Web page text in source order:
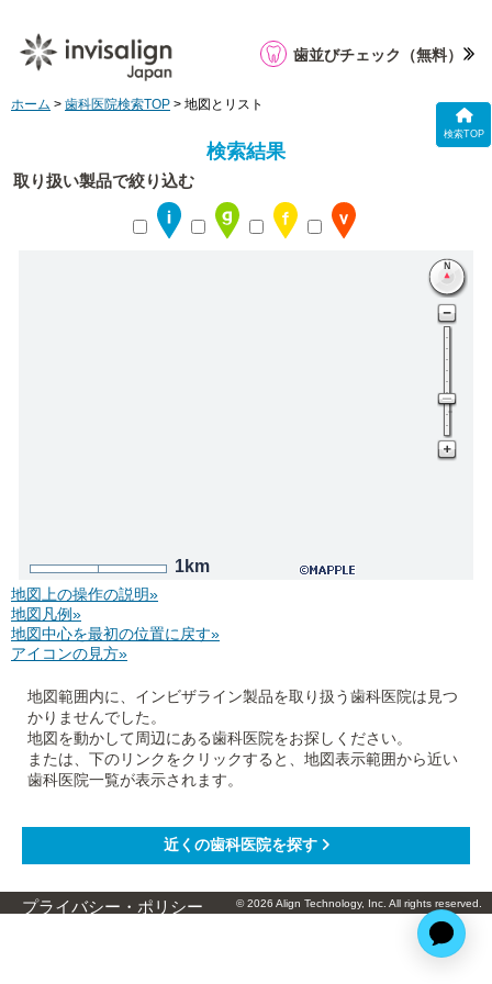
検索TOP
歯並びチェック （無料）
ホーム > 歯科医院検索TOP > 地図とリスト
検索結果
取り扱い製品で絞り込む
1km
地図上の操作の説明»
地図凡例»
地図中心を最初の位置に戻す»
アイコンの見方»
地図範囲内に、インビザライン製品を取り扱う歯科医院は見つ
かりませんでした。
地図を動かして周辺にある歯科医院をお探しください。
または、下のリンクをクリックすると、地図表示範囲から近い
歯科医院一覧が表示されます。
プライバシー・ポリシー © 2026 Align Technology, Inc. All rights reserved.